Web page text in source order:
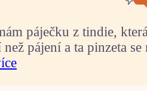
páječku z tindie,
pájení a ta pinzeta